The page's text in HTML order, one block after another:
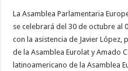
La Asamblea Parlamentaria
se celebrará del 30 de octubre al
con la asistencia de Javier
de la Asamblea Eurolat y Amado
latinoamericano de la Asamblea